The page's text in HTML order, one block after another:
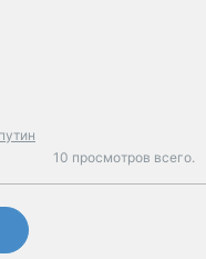
путин
10 просмотров всего.